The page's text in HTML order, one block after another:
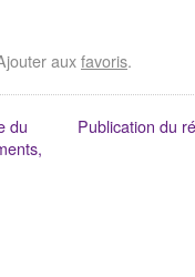
auxfavoris.
du
Publication du